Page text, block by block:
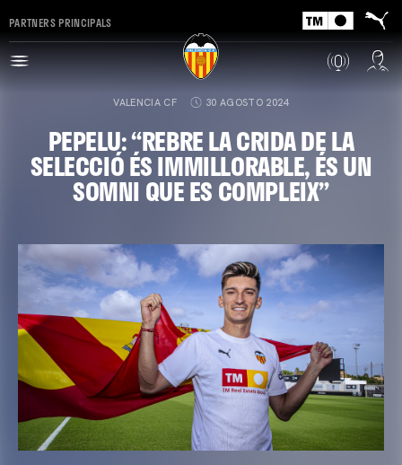
PARTNERS PRINCIPALS
VALENCIA CF 30 AGOSTO 2024
PEPELU: “REBRE LA CRIDA DE LA
SELECCIÓ ÉS IMMILLORABLE, ÉS UN
SOMNI QUE ES COMPLEIX”